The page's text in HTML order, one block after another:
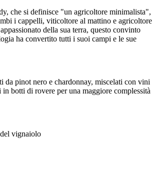
che si definisce "un agricoltore minimalista",
i cappelli, viticoltore al mattino e agricoltore
della sua terra, questo convinto
ha convertito tutti i suoi campi e le sue
da pinot nero e chardonnay, miscelati con vini
botti di rovere per una maggiore complessità
vignaiolo